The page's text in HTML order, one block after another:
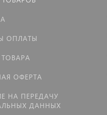
ОПЛАТЫ
ОФЕРТА
НА ПЕРЕДАЧУ
ДАННЫХ